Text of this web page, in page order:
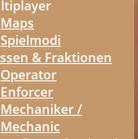
Maps
Spielmodi
& Fraktionen
Operator
Enforcer
Mechaniker /
Mechanic